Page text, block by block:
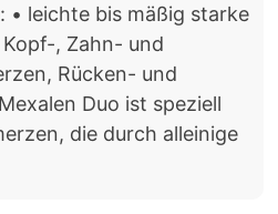
• leichte bis mäßig starke
, Zahn- und
Rücken- und
Duo ist speziell
die durch alleinige